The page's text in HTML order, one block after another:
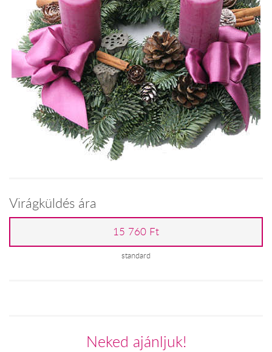
Virágküldés ára
15 760 Ft
standard
Neked ajánljuk!